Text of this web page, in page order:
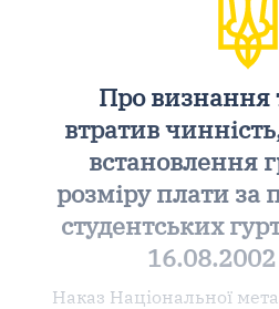
Про
втратив
встановлення
розміру плати
студентських
Наказ Національної